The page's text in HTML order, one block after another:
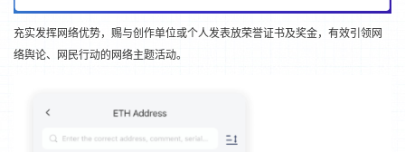
充实发挥网络优势，赐与创作单位或个人发表放荣誉证书及奖金，有效引领网
络舆论、网民行动的网络主题活动。